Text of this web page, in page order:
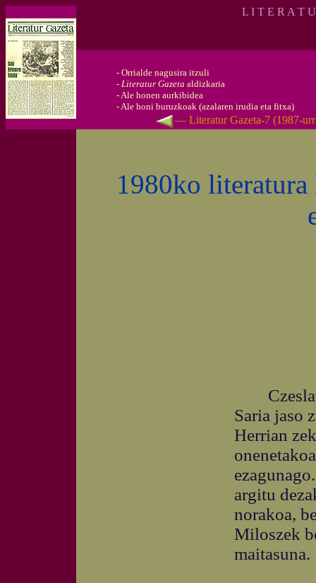
L I T E R A T
- Orrialde nagusira itzuli
- Literatur Gazeta aldizkaria
-Ale honen aurkibidea
-Ale honi buruzkoak (azalaren irudia eta fitxa)
— Literatur Gazeta-7 (1987-
1980ko literatura
Czeslaw
Saria jaso
Herrian
argitu
norakoa,
Miloszek
maitasuna.